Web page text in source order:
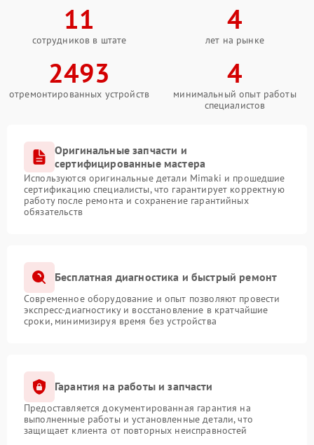
11
сотрудников в штате
4
лет на рынке
2493
отремонтированных устройств
4
минимальный опыт работы
специалистов
Оригинальные запчасти и
сертифицированные мастера
Используются оригинальные детали Mimaki и прошедшие
сертификацию специалисты, что гарантирует корректную
работу после ремонта и сохранение гарантийных
обязательств
Бесплатная диагностика и быстрый ремонт
Современное оборудование и опыт позволяют провести
экспресс-диагностику и восстановление в кратчайшие
сроки, минимизируя время без устройства
Гарантия на работы и запчасти
Предоставляется документированная гарантия на
выполненные работы и установленные детали, что
защищает клиента от повторных неисправностей